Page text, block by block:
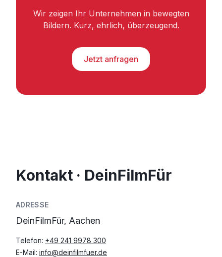
Wir zeigen Ihr Unternehmen in bewegten
Bildern. Kurz, ehrlich, überzeugend.
Jetzt anfragen
Kontakt · DeinFilmFür
ADRESSE
DeinFilmFür, Aachen
Telefon: +49 241 9978 300
E-Mail: info@deinfilmfuer.de